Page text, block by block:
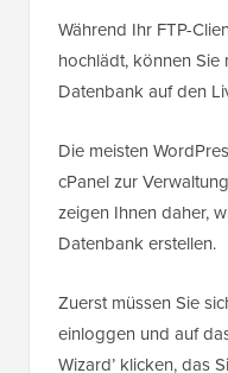
Während Ihr FTP-
hochlädt, können
Datenbank auf den
Die meisten
cPanel zur
zeigen Ihnen daher,
Datenbank erstellen.
Zuerst müssen Sie
einloggen und auf
Wizard’ klicken, das